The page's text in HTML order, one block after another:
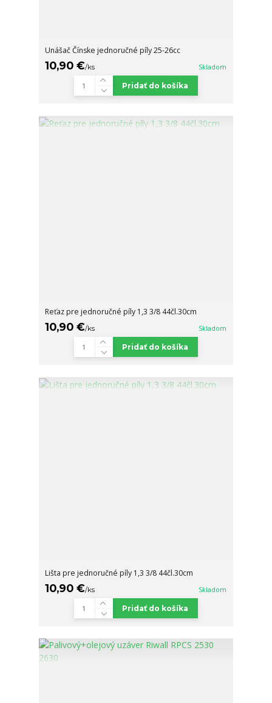
Unášač Čínske jednoručné píly 25-26cc
10,90 €/ks Skladom
Pridať do košíka
Reťaz pre jednoručné píly 1,3 3/8 44čl.30cm
10,90 €/ks Skladom
Pridať do košíka
Lišta pre jednoručné píly 1,3 3/8 44čl.30cm
10,90 €/ks Skladom
Pridať do košíka